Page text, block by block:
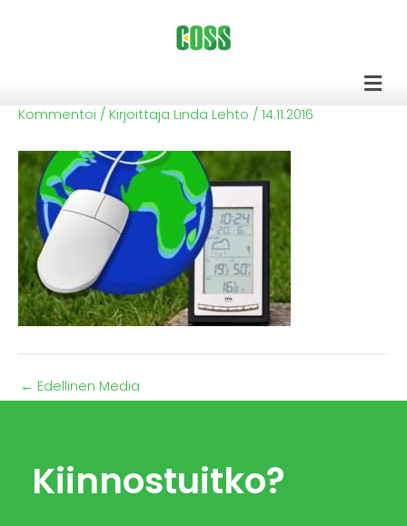
Kommentoi / Kirjoittaja Linda Lehto / 14.11.2016
← Edellinen Media
Kiinnostuitko?